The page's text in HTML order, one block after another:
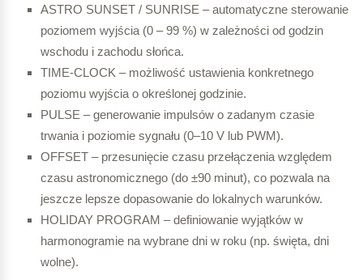
0,00 Wh
18:01 – 20:00
100 % – 100 W
198,33 Wh
ASTRO SUNSET / SUNRISE – automatyczne sterowanie
poziomem wyjścia (0 – 99 %) w zależności od godzin
wschodu i zachodu słońca.
TIME-CLOCK – możliwość ustawienia konkretnego
poziomu wyjścia o określonej godzinie.
PULSE – generowanie impulsów o zadanym czasie
trwania i poziomie sygnału (0–10 V lub PWM).
OFFSET – przesunięcie czasu przełączenia względem
czasu astronomicznego (do ±90 minut), co pozwala na
jeszcze lepsze dopasowanie do lokalnych warunków.
HOLIDAY PROGRAM – definiowanie wyjątków w
harmonogramie na wybrane dni w roku (np. święta, dni
wolne).